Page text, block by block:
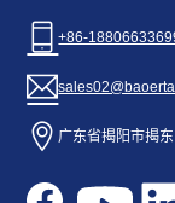
+86-
广东省揭阳市揭